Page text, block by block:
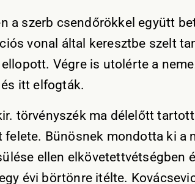
a szerb csendőrökkel együtt
vonal által keresztbe szelt
Végre is utolérte a
itt elfogták.
törvényszék ma délelőtt
felete. Bünösnek mondotta ki a
ellen elkövetettvétségben
évi börtönre itélte.